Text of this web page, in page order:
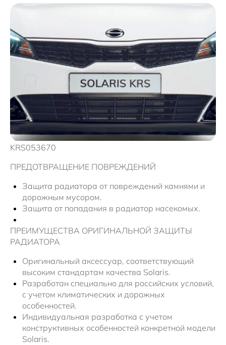
Корпоративным клиентам
Оригинальные аксессуары
Тест-драйв
Solaris Страхование
Solaris Забота
Плати частями
Запасные части
Запись на сервис
Гарантия
Руководства
Помощь на дорогах
О ДИЛЕРЕ
Контакты
Информация о дилере
Новости
KRS053670
ПРЕДОТВРАЩЕНИЕ ПОВРЕЖДЕНИЙ
Защита радиатора от повреждений камнями и
дорожным мусором.
Защита от попадания в радиатор насекомых.
ПРЕИМУЩЕСТВА ОРИГИНАЛЬНОЙ ЗАЩИТЫ
РАДИАТОРА
Оригинальный аксессуар, соответствующий
высоким стандартам качества Solaris.
Разработан специально для российских условий,
с учетом климатических и дорожных
особенностей.
Индивидуальная разработка с учетом
конструктивных особенностей конкретной модели
Solaris.